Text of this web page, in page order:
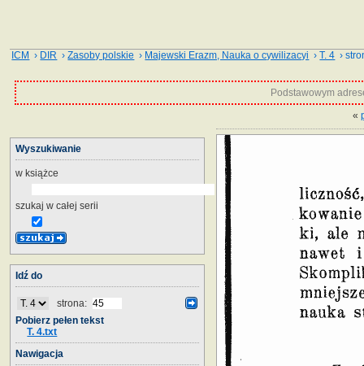
ICM › DIR ›Zasoby polskie › Majewski Erazm, Nauka o cywilizacyi ›T. 4 ›
Podstawowym
«
Wyszukiwanie
w książce
szukaj w całej serii
Idź do
strona:
Pobierz pełen tekst
T. 4.txt
Nawigacja